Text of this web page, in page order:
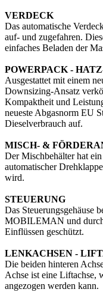
VERDECK
Das automatische
auf- und zugefahren.
einfaches Beladen der
POWERPACK -
Ausgestattet mit einem
Downsizing-Ansatz
Kompaktheit und
neueste Abgasnorm EU
Dieselverbrauch auf.
MISCH- &
Der Mischbehälter hat
automatischer
wird.
STEUERUNG
Das Steuerungsgehäuse
MOBILEMAN und durch
Einflüssen geschützt.
LENKACHSEN -
Die beiden hinteren
Achse ist eine Liftachse,
angezogen werden kann.